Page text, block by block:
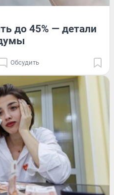
до 45% — детали
Обсудить